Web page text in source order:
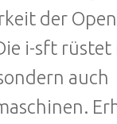
der
i-sft
auch